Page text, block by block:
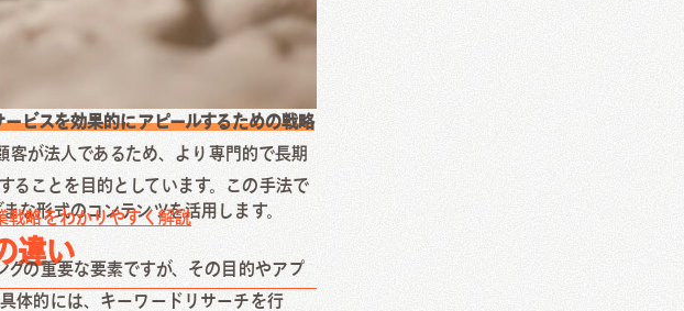
ビスを効果的にアピールするための戦略
が法人であるため、より専門的で長期
ることを目的としています。この手法で
な形式のコンテンツを活用します。
戦略をわかりやすく解説
違い
グの重要な要素ですが、その目的やアプ
体的には、キーワードリサーチを行